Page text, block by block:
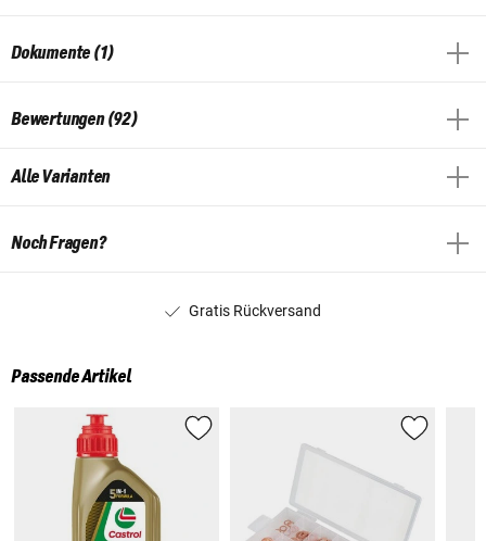
Dokumente (1)
Bewertungen (92)
Alle Varianten
Noch Fragen?
Gratis Rückversand
Passende Artikel